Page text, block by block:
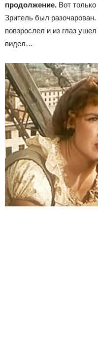
продолжение. Вот
Зритель был
повзрослел и из глаз
видел…